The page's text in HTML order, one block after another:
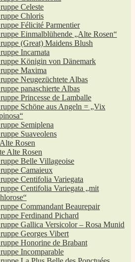
Celeste
Chloris
Félicité Parmentier
Einmalblühende „Alte Rosen“
(Great) Maidens Blush
Incarnata
Königin von Dänemark
Maxima
Neugezüchtete Albas
panaschierte Albas
Princesse de Lamballe
Schöne aus Angeln = „Vix
Semiplena
Suaveolens
Rosen
Alte Rosen
Belle Villageoise
Camaieux
Centifolia Variegata
Centifolia Variegata „mit
Commandant Beaurepair
Ferdinand Pichard
Gallica Versicolor – Rosa Munid
Georges Vibert
Honorine de Brabant
Incomparable